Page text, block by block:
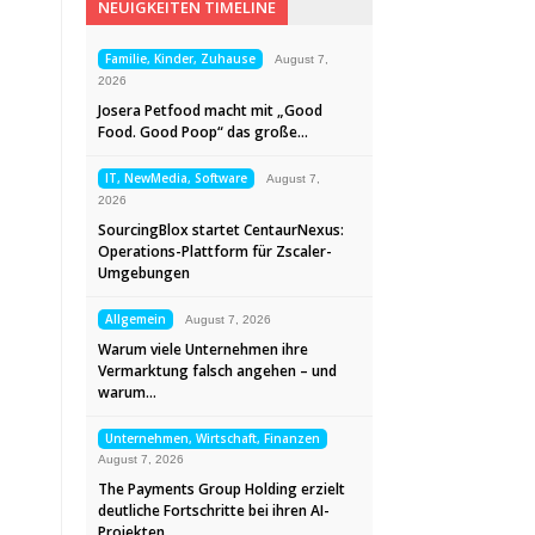
NEUIGKEITEN TIMELINE
Familie, Kinder, Zuhause
August 7,
2026
Josera Petfood macht mit „Good
Food. Good Poop“ das große…
IT, NewMedia, Software
August 7,
2026
SourcingBlox startet CentaurNexus:
Operations-Plattform für Zscaler-
Umgebungen
Allgemein August 7, 2026
Warum viele Unternehmen ihre
Vermarktung falsch angehen – und
warum…
Unternehmen, Wirtschaft, Finanzen
August 7, 2026
The Payments Group Holding erzielt
deutliche Fortschritte bei ihren AI-